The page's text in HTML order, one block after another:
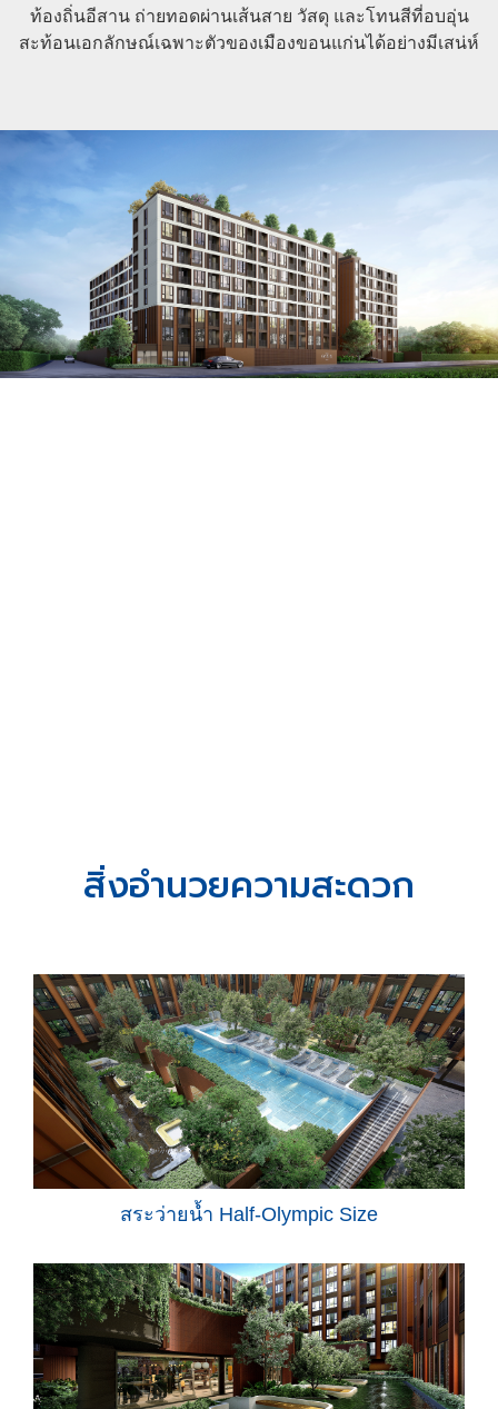
ท้องถิ่นอีสาน ถ่ายทอดผ่านเส้นสาย วัสดุ และโทนสีที่อบอุ่น
สะท้อนเอกลักษณ์เฉพาะตัวของเมืองขอนแก่นได้อย่างมีเสน่ห์
สิ่งอำนวยความสะดวก
สระว่ายน้ำ Half-Olympic Size